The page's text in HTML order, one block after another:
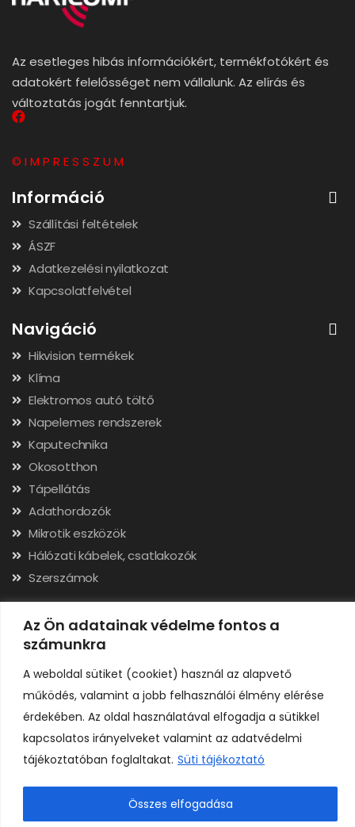
Az Ön adatainak védelme fontos a
számunkra
A weboldal sütiket (cookiet) használ az alapvető
működés, valamint a jobb felhasználói élmény elérése
érdekében. Az oldal használatával elfogadja a sütikkel
kapcsolatos irányelveket valamint az adatvédelmi
tájékoztatóban foglaltakat. Süti tájékoztató
Összes elfogadása
Az esetleges hibás információkért, termékfotókért és
adatokért felelősséget nem vállalunk. Az elírás és
változtatás jogát fenntartjuk.
© I M P R E S S Z U M
Információ
Szállítási feltételek
ÁSZF
Adatkezelési nyilatkozat
Kapcsolatfelvétel
Navigáció
Hikvision termékek
Klíma
Elektromos autó töltő
Napelemes rendszerek
Kaputechnika
Okosotthon
Tápellátás
Adathordozók
Mikrotik eszközök
Hálózati kábelek, csatlakozók
Szerszámok
Elérhetőségek
Adószám: 24323257-2-02
Cégjegyzékszám: 02-09-079991
Bankszámla: 11731001-23136207
IBAN: HU92117310012313620700000000